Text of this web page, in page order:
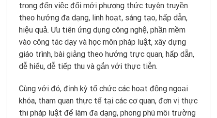
trọng đến việc đổi mới phương thức tuyên truyền
theo hướng đa dạng, linh hoạt, sáng tạo, hấp dẫn,
hiệu quả. Ưu tiên ứng dụng công nghệ, phần mềm
vào công tác dạy và học môn pháp luật, xây dựng
giáo trình, bài giảng theo hướng trực quan, hấp dẫn,
dễ hiểu, dễ tiếp thu và gắn với thực tiễn.
Cùng với đó, định kỳ tổ chức các hoạt động ngoại
khóa, tham quan thực tế tại các cơ quan, đơn vị thực
thi pháp luật để làm đa dạng, phong phú môi trường